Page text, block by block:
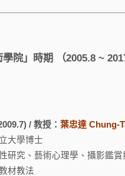
院」時期 （2005.8 ~
/ 教授： 葉忠達 Chung-
大學博士
研究、藝術心理學、攝影鑑
材教法